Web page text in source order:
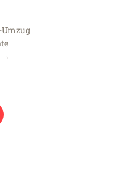
Umzug
→